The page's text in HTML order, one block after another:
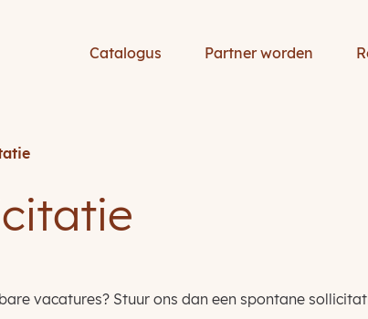
Catalogus Partner worden
vacatures? Stuur ons dan een spontane